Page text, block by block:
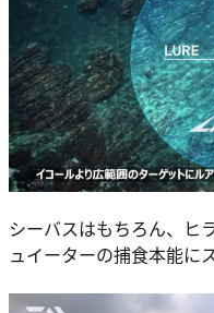
シーバスはもちろん、ヒ
ュイーターの捕食本能に